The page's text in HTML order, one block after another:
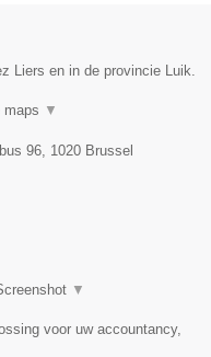
Liers en in de provincie Luik.
maps ▼
96 1020 Brussel
▼
voor uw accountancy,